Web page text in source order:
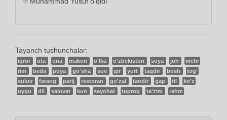
Tayanch tushunchalar:
iqror ota ona makon o'lka o'zbekiston soya jon
mehr
rim
beda poya go'sha suv qir yurt taqdir bosh
tog'
suluv
farang parij restoran go'zal tandir gap til
ko'z
uyqu
dil xalovat kun sayohat tuproq ta'zim rahm